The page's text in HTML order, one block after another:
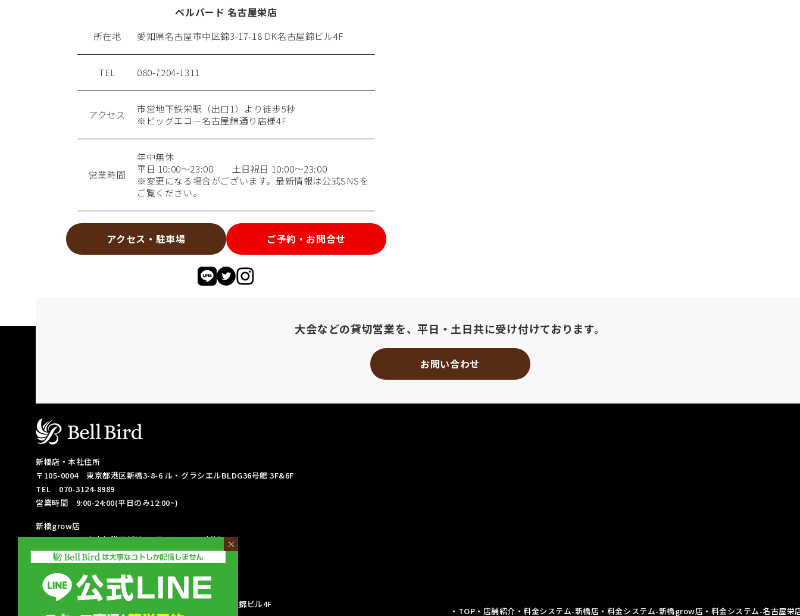
ベルバード 名古屋栄店
所在地 愛知県名古屋市中区錦3-17-18 DK名古屋錦ビル4F
TEL 080-7204-1311
アクセス
市営地下鉄栄駅（出口1）より徒歩5秒
※ビッグエコー名古屋錦通り店様4F
営業時間
年中無休
平日 10:00〜23:00 土日祝日 10:00〜23:00
※変更になる場合がございます。最新情報は公式SNSを
ご覧ください。
アクセス・駐車場 ご予約・お問合せ
大会などの貸切営業を、平日・土日共に受け付けております。
お問い合わせ
新橋店・本社住所
〒105-0004東京都港区新橋3-8-6 ル・グラシエルBLDG36号館 3F&6F
TEL 070-3124-8989
営業時間 9:00-24:00(平日のみ12:00~)
新橋grow店
〒105-0004東京都港区新橋3丁目2-2Ravina新橋 3F
TEL 090-4415-6813
営業時間 9:00-24:00(平日のみ12:00~)
名古屋栄店
〒460-0003愛知県名古屋市中区錦3-17-18
DK名古屋錦ビル4F
・TOP ・店舗紹介 ・料金システム-新橋店 ・料金システム-新橋grow店 ・料金システム-名古屋栄
×